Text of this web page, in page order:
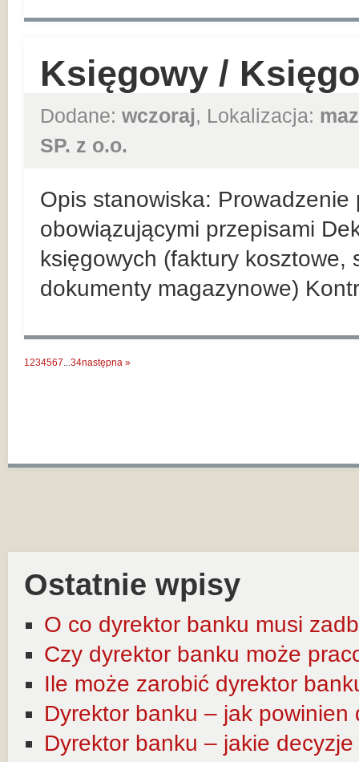
Księgowy /
Dodane: wczoraj, Lokalizacja:
SP. z o.o.
Opis stanowiska: Prowadzenie
obowiązującymi przepisami
księgowych (faktury
dokumenty magazynowe)
1234567...34następna »
Ostatnie wpisy
O co dyrektor banku musi
Czy dyrektor banku może
Ile może zarobić dyrektor
Dyrektor banku – jak
Dyrektor banku – jakie